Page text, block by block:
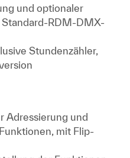
und optionaler
RDM-DMX-
Stundenzähler,
Adressierung und
mit Flip-